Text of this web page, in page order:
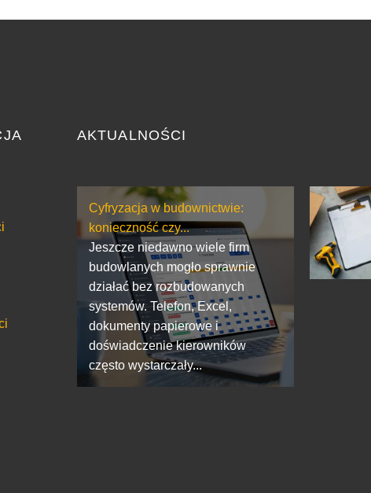
AKTUALNOŚCI
Cyfryzacja w budownictwie:
konieczność czy...
Jeszcze niedawno wiele firm
budowlanych mogło sprawnie
działać bez rozbudowanych
systemów. Telefon, Excel,
dokumenty papierowe i
doświadczenie kierowników
często wystarczały...